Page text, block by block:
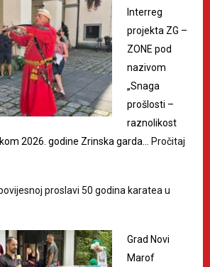
Interreg
projekta ZG –
ZONE pod
nazivom
„Snaga
prošlosti –
raznolikost
2026. godine Zrinska garda…
Pročitaj
proslavi 50 godina karatea u
Grad Novi
Marof